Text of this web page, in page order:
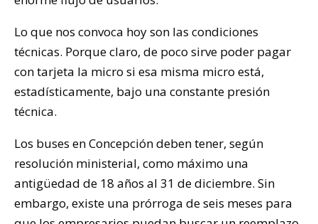
Lo que nos convoca hoy son las condiciones
técnicas. Porque claro, de poco sirve poder pagar
con tarjeta la micro si esa misma micro está,
estadísticamente, bajo una constante presión
técnica.
Los buses en Concepción deben tener, según
resolución ministerial, como máximo una
antigüedad de 18 años al 31 de diciembre. Sin
embargo, existe una prórroga de seis meses para